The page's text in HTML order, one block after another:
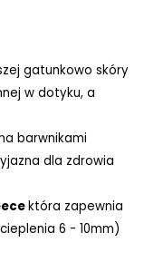
gatunkowo skóry
w dotyku, a
barwnikami
dla zdrowia
która zapewnia
6 - 10mm)